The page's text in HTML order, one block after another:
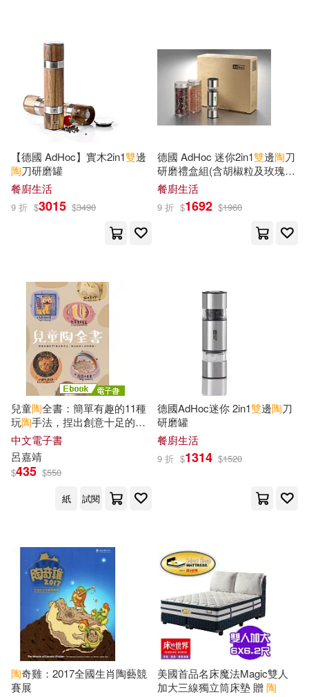
陶紅亮（主編）(6) 黃婉玲(6)
國立交通大學(5)
國立交通大學楊英風藝術研究中心
(5)
楊力(5)
財團法人楊英風藝術教育基金會(5)
呂嘉靖(4)
周洪宇（主編）(3)
朵貝．楊笙(3)
楊惠琪(3) 灌木體育編輯組(3)
老楊的貓頭鷹(3)
陶悅(3)
陶維極(3) 黃中平(3)
(元)楊維楨(2)
華中師範大學出版社(13)
小麥田(12)
吉林攝影出版社(11)
科學出版社(11) 洪範(10)
電子工業出版社(10)
商周出版(9)
人民教育出版社(8)
北京師範大學出版社(8)
上海古籍出版社(7)
人民郵電出版社(7)
北京圖書館出版社(7)
吉林文史出版社(7)
文物出版社(7)
社會科學文獻出版社(7)
可海外宅配(807)
可港澳店取(707)
可新加坡店取(693)
可菲律賓店取(708)
(可複選)
一個月內上市新品(20)
本週上市新品(1)
電子書 (可複選)
適合手機平板閱讀(70)
適合平板閱讀(52)
現在可購買商品(726)
作者/演唱/譯/編/繪(1)
價格
範圍
【德國 AdHoc】實木2in1雙邊
陶刀研磨罐
餐廚生活
9 折 $3015 $3490
德國 AdHoc 迷你2in1雙邊陶刀
研磨禮盒組(含胡椒粒及玫瑰
鹽)
餐廚生活
9 折 $1692 $1960
兒童陶全書：簡單有趣的11種
玩陶手法，捏出創意十足的陶
器! (電子書)
中文電子書
呂嘉靖
$435 $550
紙
試閱
德國AdHoc迷你 2in1雙邊陶刀
研磨罐
餐廚生活
9 折 $1314 $1520
陶奇雞：2017全國生肖陶藝競
賽展
美國首品名床魔法Magic雙人
加大三線獨立筒床墊 贈陶